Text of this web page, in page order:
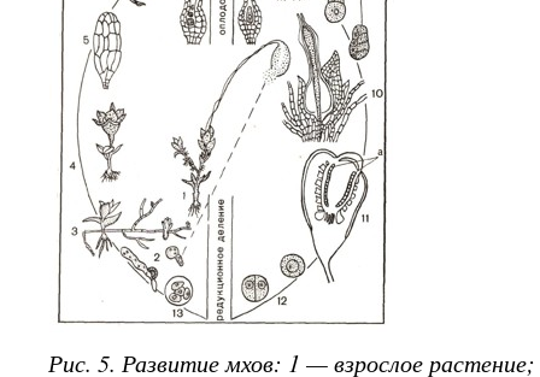
Рис. 5. Развитие мхов: 1 — взрослое